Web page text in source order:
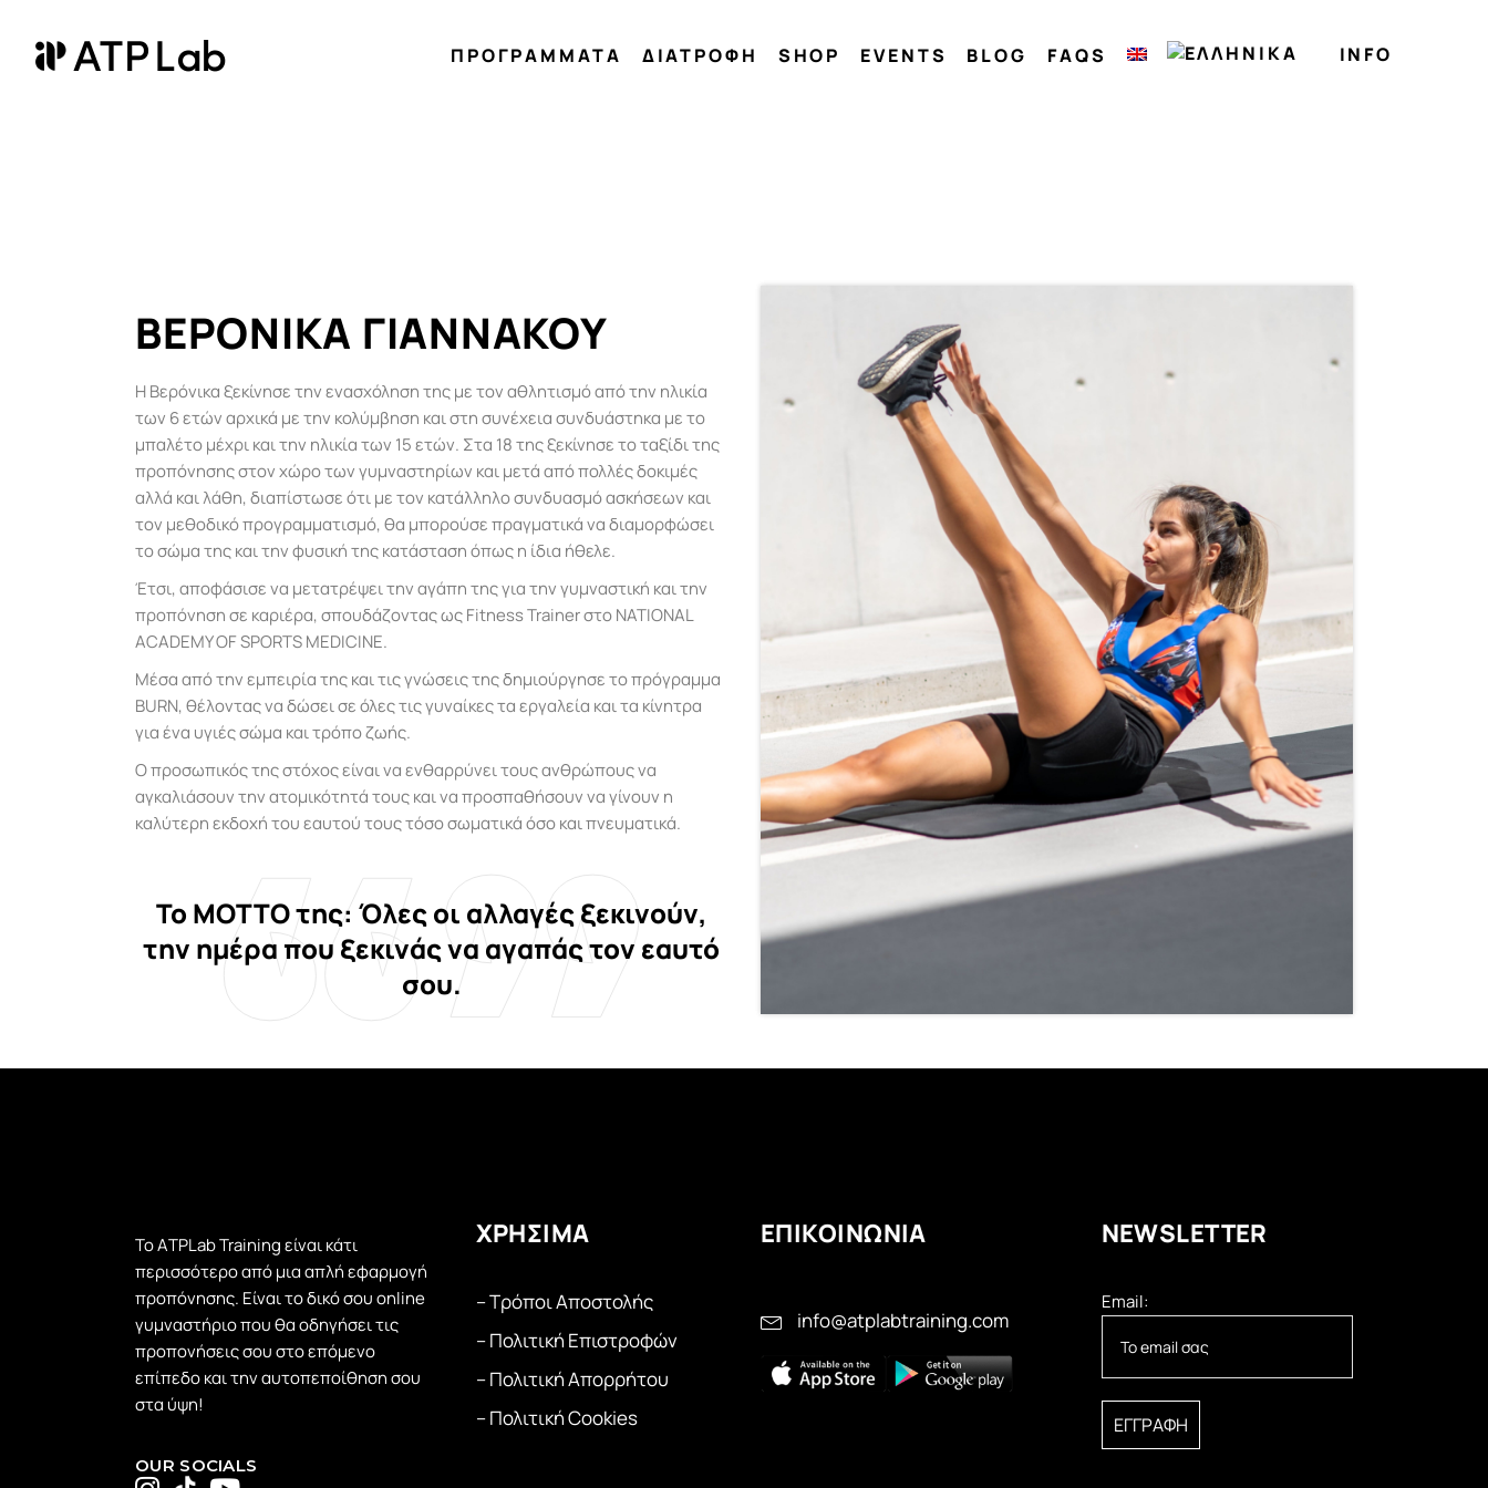
ΠΡΟΓΡΑΜΜΑΤΑ ΔΙΑΤΡΟΦΗ SHOP EVENTS BLOG FAQS INFO
ΒΕΡΟΝΙΚΑ ΓΙΑΝΝΑΚΟΥ
Η Βερόνικα ξεκίνησε την ενασχόληση της με τον αθλητισμό από την ηλικία
των 6 ετών αρχικά με την κολύμβηση και στη συνέχεια συνδυάστηκα με το
μπαλέτο μέχρι και την ηλικία των 15 ετών. Στα 18 της ξεκίνησε το ταξίδι της
προπόνησης στον χώρο των γυμναστηρίων και μετά από πολλές δοκιμές
αλλά και λάθη, διαπίστωσε ότι με τον κατάλληλο συνδυασμό ασκήσεων και
τον μεθοδικό προγραμματισμό, θα μπορούσε πραγματικά να διαμορφώσει
το σώμα της και την φυσική της κατάσταση όπως η ίδια ήθελε.
Έτσι, αποφάσισε να μετατρέψει την αγάπη της για την γυμναστική και την
προπόνηση σε καριέρα, σπουδάζοντας ως Fitness Trainer στο NATIONAL
ACADEMY OF SPORTS MEDICINE.
Μέσα από την εμπειρία της και τις γνώσεις της δημιούργησε το πρόγραμμα
BURN, θέλοντας να δώσει σε όλες τις γυναίκες τα εργαλεία και τα κίνητρα
για ένα υγιές σώμα και τρόπο ζωής.
Ο προσωπικός της στόχος είναι να ενθαρρύνει τους ανθρώπους να
αγκαλιάσουν την ατομικότητά τους και να προσπαθήσουν να γίνουν η
καλύτερη εκδοχή του εαυτού τους τόσο σωματικά όσο και πνευματικά.
Το MOTTO της: Όλες οι αλλαγές ξεκινούν,
την ημέρα που ξεκινάς να αγαπάς τον εαυτό
σου.
Το ΑTPLab Training είναι κάτι
περισσότερο από μια απλή εφαρμογή
προπόνησης. Είναι το δικό σου online
γυμναστήριο που θα οδηγήσει τις
προπονήσεις σου στο επόμενο
επίπεδο και την αυτοπεποίθηση σου
στα ύψη!
OUR SOCIALS
ΧΡΗΣΙΜΑ
– Τρόποι Αποστολής
– Πολιτική Επιστροφών
– Πολιτική Απορρήτου
– Πολιτική Cookies
ΕΠΙΚΟΙΝΩΝΙΑ
info@atplabtraining.com
ΝEWSLETTER
Email: